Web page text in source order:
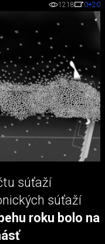
1218 0+20
súťaží
súťaží
roku bolo na